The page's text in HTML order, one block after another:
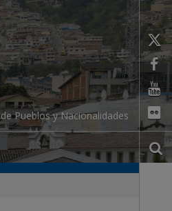
Pueblos y Nacionalidades